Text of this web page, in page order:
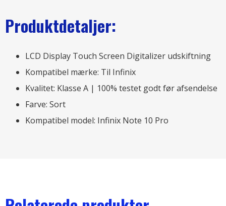
Produktdetaljer:
LCD Display Touch Screen Digitalizer udskiftning
Kompatibel mærke: Til Infinix
Kvalitet: Klasse A | 100% testet godt før afsendelse
Farve: Sort
Kompatibel model: Infinix Note 10 Pro